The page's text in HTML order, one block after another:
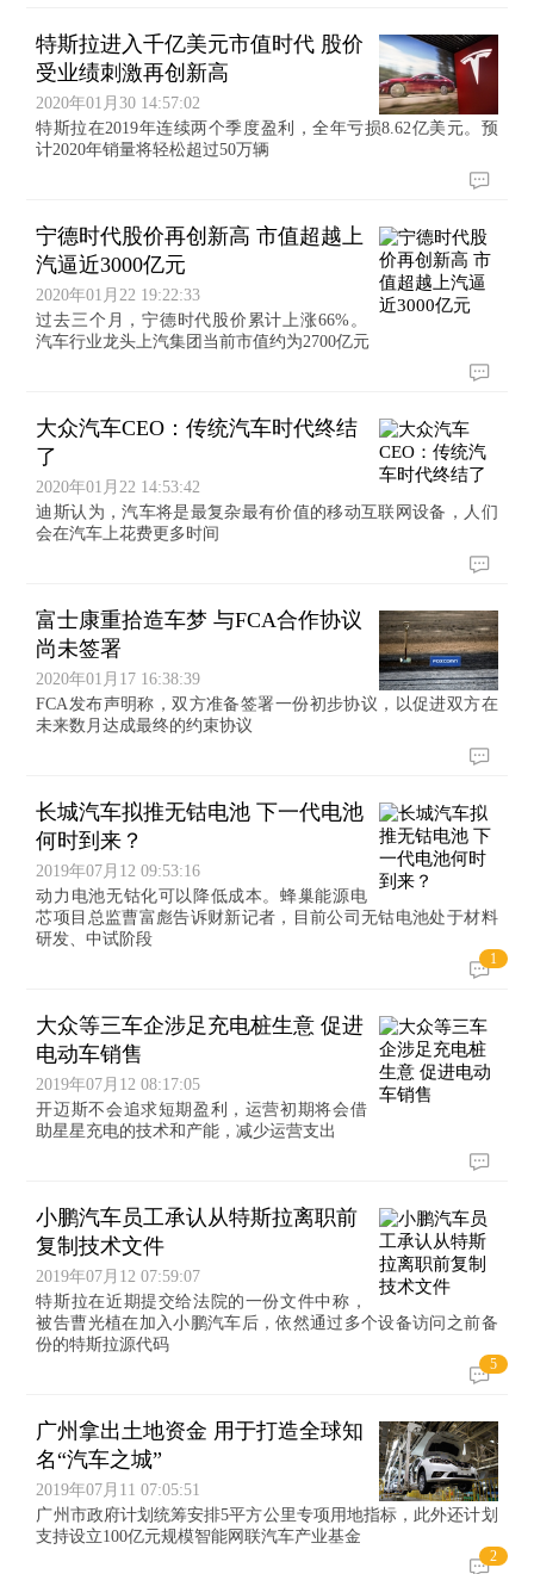
特斯拉进入千亿美元市值时代 股价
受业绩刺激再创新高
2020年01月30 14:57:02
特斯拉在2019年连续两个季度盈利，全年亏损8.62亿美元。预
计2020年销量将轻松超过50万辆
宁德时代股价再创新高 市值超越上
汽逼近3000亿元
2020年01月22 19:22:33
过去三个月，宁德时代股价累计上涨66%。
汽车行业龙头上汽集团当前市值约为2700亿元
大众汽车CEO：传统汽车时代终结
了
2020年01月22 14:53:42
迪斯认为，汽车将是最复杂最有价值的移动互联网设备，人们
会在汽车上花费更多时间
富士康重拾造车梦 与FCA合作协议
尚未签署
2020年01月17 16:38:39
FCA发布声明称，双方准备签署一份初步协议，以促进双方在
未来数月达成最终的约束协议
长城汽车拟推无钴电池 下一代电池
何时到来？
2019年07月12 09:53:16
动力电池无钴化可以降低成本。蜂巢能源电
芯项目总监曹富彪告诉财新记者，目前公司无钴电池处于材料
研发、中试阶段
1
大众等三车企涉足充电桩生意 促进
电动车销售
2019年07月12 08:17:05
开迈斯不会追求短期盈利，运营初期将会借
助星星充电的技术和产能，减少运营支出
小鹏汽车员工承认从特斯拉离职前
复制技术文件
2019年07月12 07:59:07
特斯拉在近期提交给法院的一份文件中称，
被告曹光植在加入小鹏汽车后，依然通过多个设备访问之前备
份的特斯拉源代码
5
广州拿出土地资金 用于打造全球知
名“汽车之城”
2019年07月11 07:05:51
广州市政府计划统筹安排5平方公里专项用地指标，此外还计划
支持设立100亿元规模智能网联汽车产业基金
2